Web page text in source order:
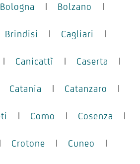
Bologna | Bolzano |
Brindisi | Cagliari |
| Canicattì | Caserta |
Catania | Catanzaro |
| Como | Cosenza |
| Crotone | Cuneo |